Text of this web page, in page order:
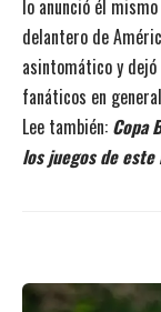
lo anunció él
delantero de
asintomático y dejó
fanáticos en
Lee también: Copa
los juegos de